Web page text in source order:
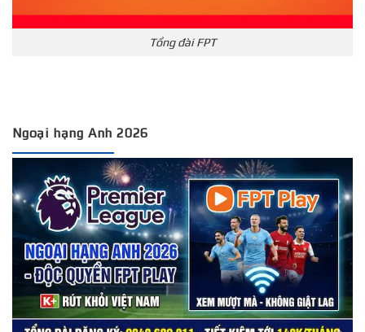
Tổng đài FPT
Ngoại hạng Anh 2026